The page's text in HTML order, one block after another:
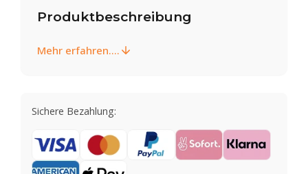
Produktbeschreibung
Mehr erfahren....
Sichere Bezahlung: